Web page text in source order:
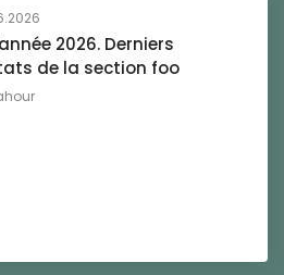
2026. Derniers
de la section foo